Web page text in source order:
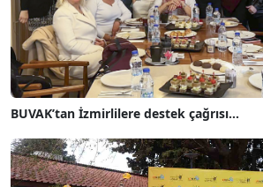
BUVAK’tan İzmirlilere destek çağrısı...